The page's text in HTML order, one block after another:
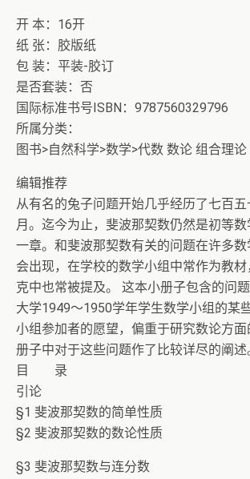
开 本：16开
纸 张：胶版纸
包 装：平装-胶订
是否套装：否
国际标准书号ISBN：9787560329796
所属分类：
图书>自然科学>数学>代数 数论 组合理论
编辑推荐
从有名的兔子问题开始几乎经历了七百五
月。迄今为止，斐波那契数仍然是初等
一章。和斐波那契数有关的问题在许多
会出现，在学校的数学小组中常作为教
克中也常被提及。 这本小册子包含的问
大学1949～1950学年学生数学小组的某
小组参加者的愿望，偏重于研究数论方
册子中对于这些问题作了比较详尽的阐述
目 录
引论
§1 斐波那契数的简单性质
§2 斐波那契数的数论性质
§3 斐波那契数与连分数